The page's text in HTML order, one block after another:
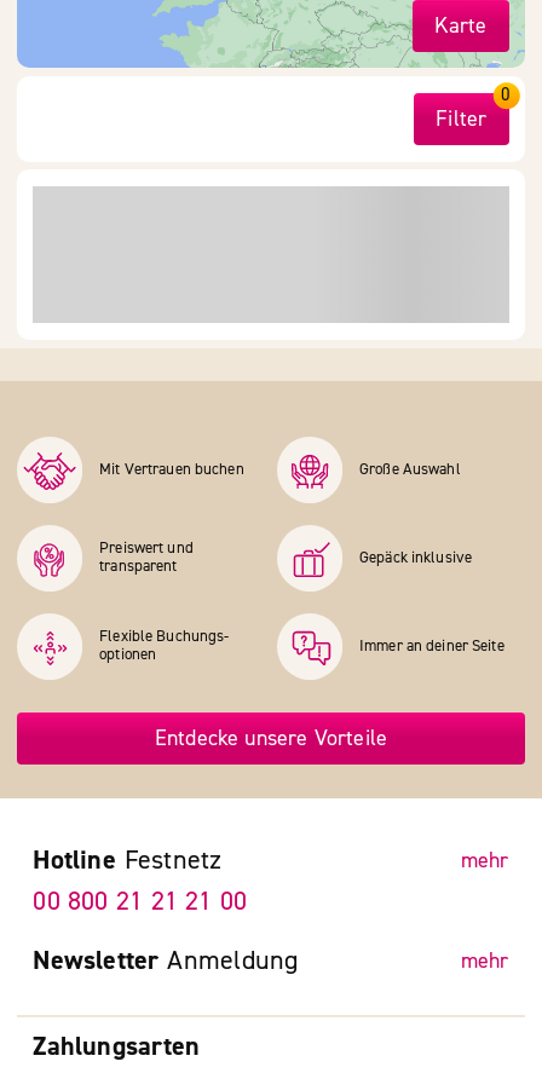
Karte
Filter
0
Mit Vertrauen buchen Große Auswahl
Preiswert und
transparent
Gepäck inklusive
Flexible Buchungs­
optionen
Immer an deiner Seite
Entdecke unsere Vorteile
Zahlungsarten
Hotline Festnetz mehr
00 800 21 21 21 00
Newsletter Anmeldung mehr